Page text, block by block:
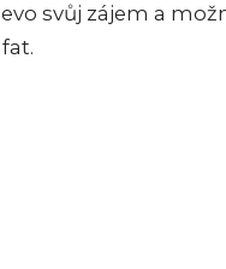
svůj zájem a